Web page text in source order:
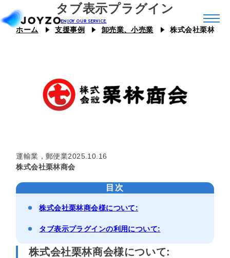
エコシステム39
カスタム39
ジョイゾーのプラグイン
連携プラグイン
スキル39
ジチタイ39
支援事例
タブ表示プラグイン
ホーム 支援事例 卸売業、小売業 株式会社栗林商会
運輸業，郵便業2025.10.16
株式会社栗林商会
目次
株式会社栗林商会様について:
タブ表示プラグインの利用について:
株式会社栗林商会様について: